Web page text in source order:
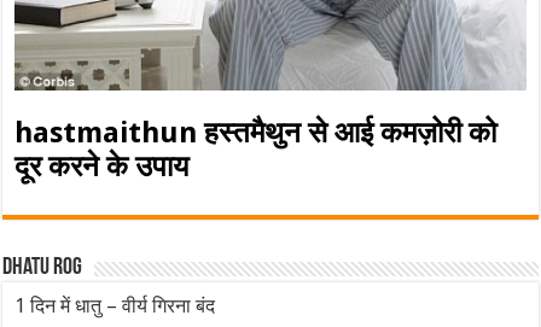
hastmaithun हस्तमैथुन से आई कमज़ोरी को
दूर करने के उपाय
Dhatu rog
1 दिन में धातु – वीर्य गिरना बंद